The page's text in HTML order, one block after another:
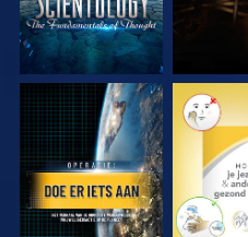
KIJK KIJK